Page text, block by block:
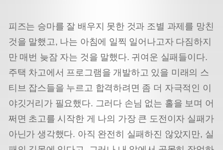
피즈는 승마를 잘 배우지 못한 것과 조별 과제를 망친
것을 말했고, 나는 아침에 일찍 일어나고자 다짐하지
만 매번 늦잠 자는 것을 말했다. 귀여운 실패들이다.
주택 차고에서 프로그램을 개발하고 있을 미래의 스
티브 잡스들을 누르고 합격하려면 좀 더 자극적인 이
야깃거리가 필요했다. 그러다 손님 없는 홀을 보며 어
쩌면 초고를 시작한 게 나의 가장 큰 도전이자 실패가
아닌가 생각했다. 아직 완전히 실패하진 않았지만, 실